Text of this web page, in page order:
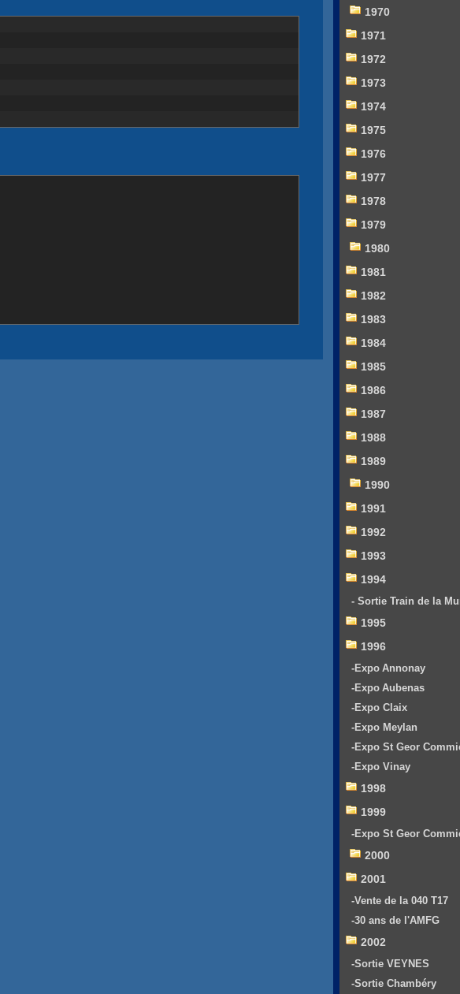
1970
1971
1972
1973
1974
1975
1976
1977
1978
1979
1980
1981
1982
1983
1984
1985
1986
1987
1988
1989
1990
1991
1992
1993
1994
- Sortie Train de la
1995
1996
-Expo Annonay
-Expo Aubenas
-Expo Claix
-Expo Meylan
-Expo St Geor
-Expo Vinay
1998
1999
-Expo St Geor
2000
2001
-Vente de la 040 T17
-30 ans de l'AMFG
2002
-Sortie VEYNES
-Sortie Chambéry